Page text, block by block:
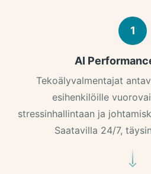
1
AI
Tekoälyvalmentajat
esihenkilöille
stressinhallintaan ja
Saatavilla 24/7,